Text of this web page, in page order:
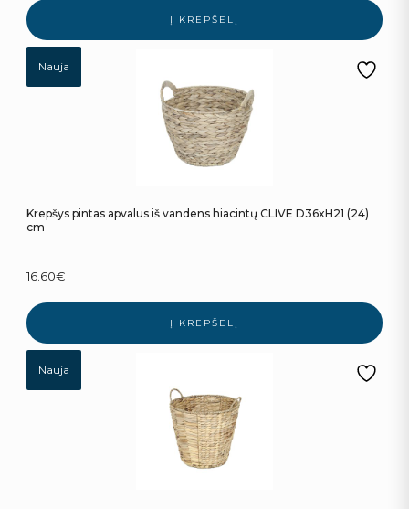
Į KREPŠELĮ
Nauja
Krepšys pintas apvalus iš vandens hiacintų CLIVE D36xH21 (24)
cm
16.60€
Į KREPŠELĮ
Nauja